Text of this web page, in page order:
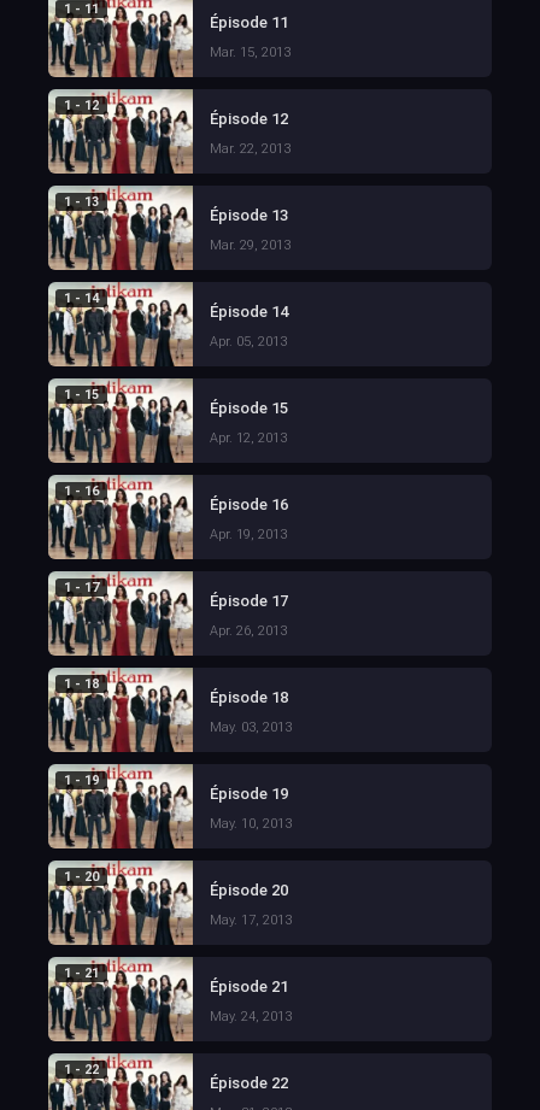
1 - 11
Épisode 11
Mar. 15, 2013
1 - 12
Épisode 12
Mar. 22, 2013
1 - 13
Épisode 13
Mar. 29, 2013
1 - 14
Épisode 14
Apr. 05, 2013
1 - 15
Épisode 15
Apr. 12, 2013
1 - 16
Épisode 16
Apr. 19, 2013
1 - 17
Épisode 17
Apr. 26, 2013
1 - 18
Épisode 18
May. 03, 2013
1 - 19
Épisode 19
May. 10, 2013
1 - 20
Épisode 20
May. 17, 2013
1 - 21
Épisode 21
May. 24, 2013
1 - 22
Épisode 22